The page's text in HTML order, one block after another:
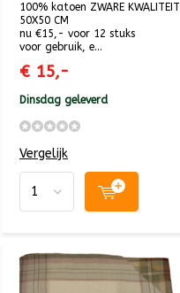
100% katoen ZWARE KWALITEIT
50X50 CM
nu €15,- voor 12 stuks
voor gebruik, e...
€ 15,-
Dinsdag geleverd
Vergelijk